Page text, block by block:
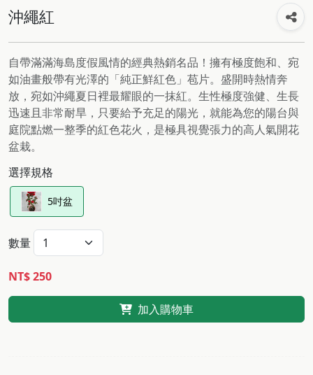
沖繩紅
自帶滿滿海島度假風情的經典熱銷名品！擁有極度飽和、宛
如油畫般帶有光澤的「純正鮮紅色」苞片。盛開時熱情奔
放，宛如沖繩夏日裡最耀眼的一抹紅。生性極度強健、生長
迅速且非常耐旱，只要給予充足的陽光，就能為您的陽台與
庭院點燃一整季的紅色花火，是極具視覺張力的高人氣開花
盆栽。
選擇規格
5吋盆
數量
NT$ 250
加入購物車